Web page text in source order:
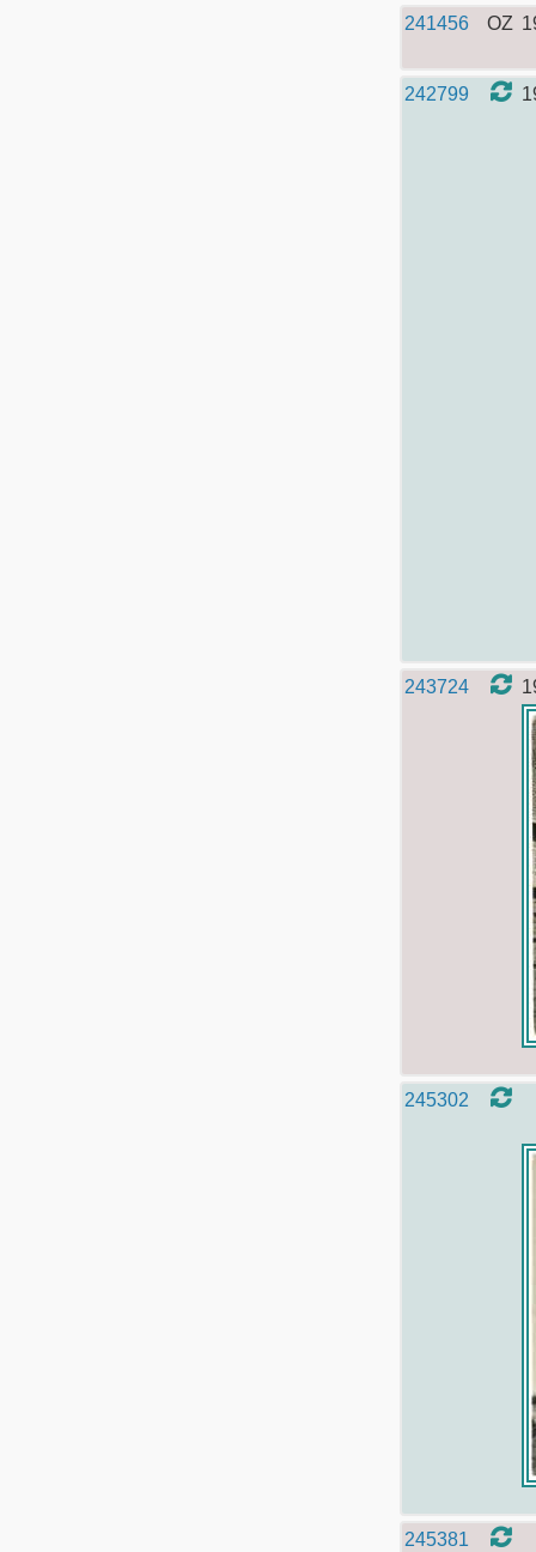
241456 OZ
242799
243724
245302
245381